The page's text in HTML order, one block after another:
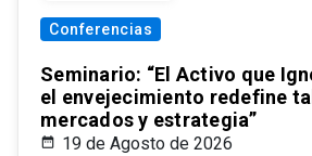
Conferencias
Seminario: “El Activo que
el envejecimiento redefine
mercados y estrategia”
19 de Agosto de 2026